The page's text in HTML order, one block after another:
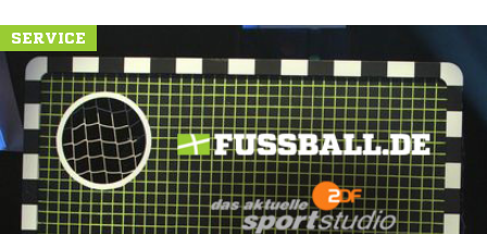
SERVICE